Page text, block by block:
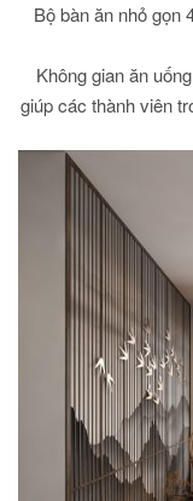
Bộ bàn ăn nhỏ gọn
Không gian ăn
giúp các thành viên